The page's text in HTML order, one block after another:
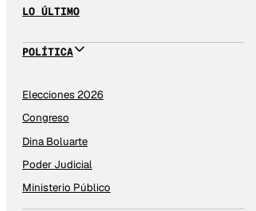
LO ÚLTIMO
POLÍTICA
Elecciones 2026
Congreso
Dina Boluarte
Poder Judicial
Ministerio Público